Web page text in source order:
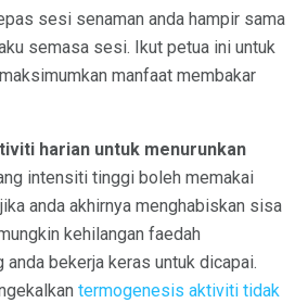
sesi senaman anda hampir sama
semasa sesi. Ikut petua ini untuk
manfaat membakar
harian untuk menurunkan
intensiti tinggi boleh memakai
anda akhirnya menghabiskan sisa
kehilangan faedah
bekerja keras untuk dicapai.
termogenesis aktiviti tidak